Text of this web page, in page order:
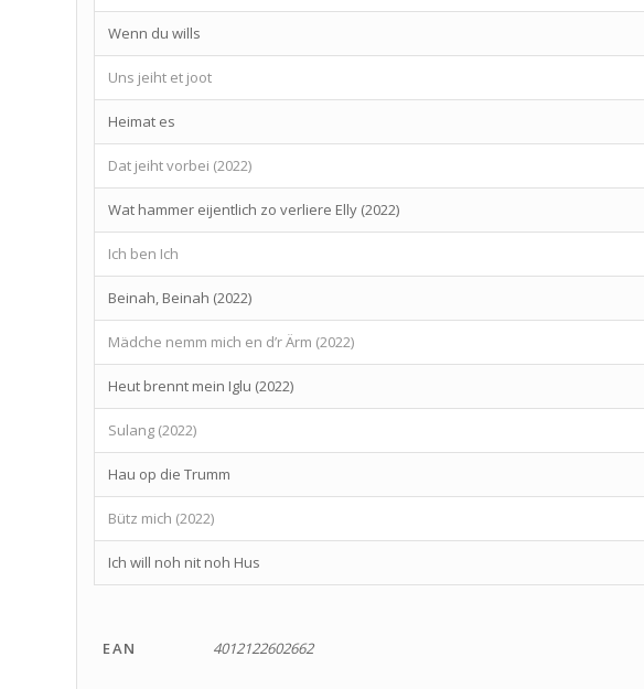
Wenn du wills
Uns jeiht et joot
Heimat es
Dat jeiht vorbei (2022)
Wat hammer eijentlich zo verliere Elly (2022)
Ich ben Ich
Beinah, Beinah (2022)
Mädche nemm mich en d’r Ärm (2022)
Heut brennt mein Iglu (2022)
Sulang (2022)
Hau op die Trumm
Bütz mich (2022)
Ich will noh nit noh Hus
EAN 4012122602662